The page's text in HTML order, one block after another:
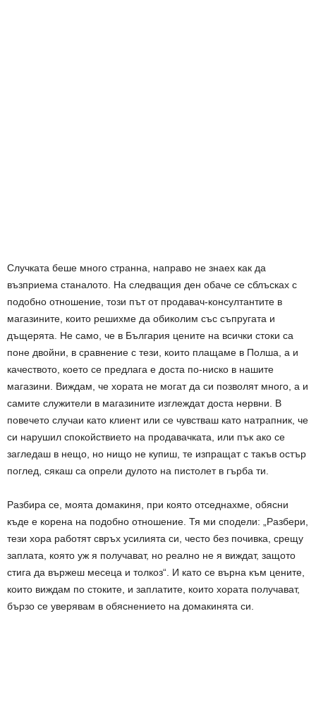
Случката беше много странна, направо не знаех как да
възприема станалото. На следващия ден обаче се сблъсках с
подобно отношение, този път от продавач-консултантите в
магазините, които решихме да обиколим със съпругата и
дъщерята. Не само, че в България цените на всички стоки са
поне двойни, в сравнение с тези, които плащаме в Полша, а и
качеството, което се предлага е доста по-ниско в нашите
магазини. Виждам, че хората не могат да си позволят много, а и
самите служители в магазините изглеждат доста нервни. В
повечето случаи като клиент или се чувстваш като натрапник, че
си нарушил спокойствието на продавачката, или пък ако се
загледаш в нещо, но нищо не купиш, те изпращат с такъв остър
поглед, сякаш са опрели дулото на пистолет в гърба ти.
Разбира се, моята домакиня, при която отседнахме, обясни
къде е корена на подобно отношение. Тя ми сподели: „Разбери,
тези хора работят свръх усилията си, често без почивка, срещу
заплата, която уж я получават, но реално не я виждат, защото
стига да вържеш месеца и толкоз“. И като се върна към цените,
които виждам по стоките, и заплатите, които хората получават,
бързо се уверявам в обяснението на домакинята си.